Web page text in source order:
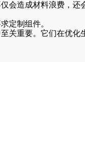
会造成材料浪费，还
定制组件。
重要。它们在优化